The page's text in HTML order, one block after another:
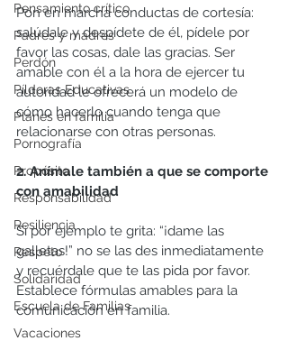
Pensamiento crítico
Padres y madres
Perdón
Píldoras Educativas
Planes en familia
Pornografía
Propósito
Responsabilidad
Resiliencia
Respeto
Solidaridad
Escuela de Familias
Vacaciones
Pon en marcha conductas de cortesía:
salúdale y despídete de él, pídele por
favor las cosas, dale las gracias. Ser
amable con él a la hora de ejercer tu
autoridad le ofrecerá un modelo de
cómo hacerlo cuando tenga que
relacionarse con otras personas.
2. Anímale también a que se comporte
con amabilidad
Si por ejemplo te grita: “¡dame las
galletas!” no se las des inmediatamente
y recuérdale que te las pida por favor.
Establece fórmulas amables para la
comunicación en familia.